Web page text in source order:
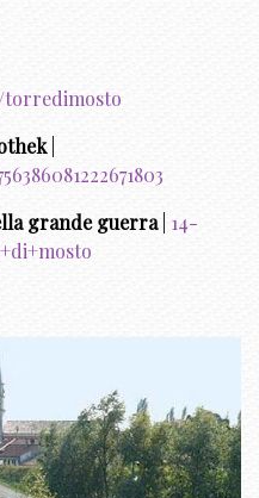
|
grande guerra| 14-